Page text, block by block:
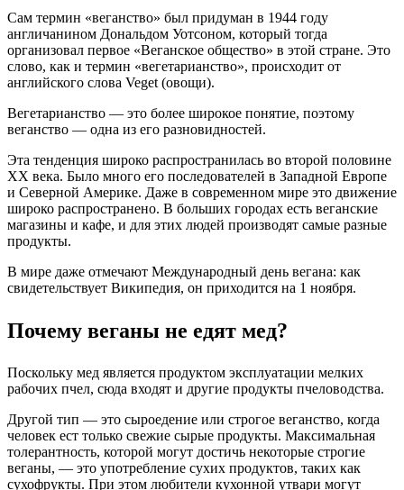
Сам термин «веганство» был придуман в 1944 году
англичанином Дональдом Уотсоном, который тогда
организовал первое «Веганское общество» в этой стране. Это
слово, как и термин «вегетарианство», происходит от
английского слова Veget (овощи).
Вегетарианство — это более широкое понятие, поэтому
веганство — одна из его разновидностей.
Эта тенденция широко распространилась во второй половине
ХХ века. Было много его последователей в Западной Европе
и Северной Америке. Даже в современном мире это движение
широко распространено. В больших городах есть веганские
магазины и кафе, и для этих людей производят самые разные
продукты.
В мире даже отмечают Международный день вегана: как
свидетельствует Википедия, он приходится на 1 ноября.
Почему веганы не едят мед?
Поскольку мед является продуктом эксплуатации мелких
рабочих пчел, сюда входят и другие продукты пчеловодства.
Другой тип — это сыроедение или строгое веганство, когда
человек ест только свежие сырые продукты. Максимальная
толерантность, которой могут достичь некоторые строгие
веганы, — это употребление сухих продуктов, таких как
сухофрукты. При этом любители кухонной утвари могут